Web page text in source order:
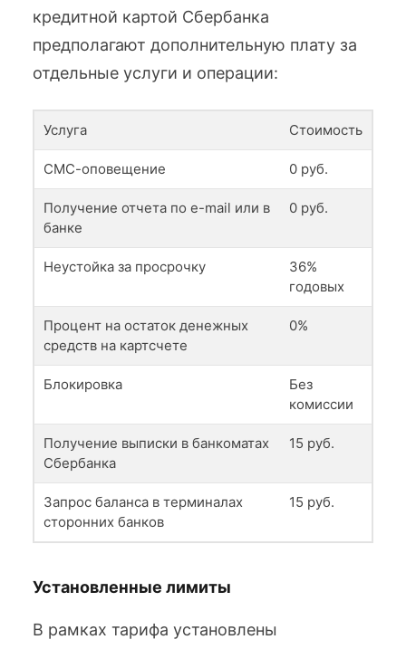
кредитной картой Сбербанка
предполагают дополнительную плату за
отдельные услуги и операции:
Услуга Стоимость
СМС-оповещение 0 руб.
Получение отчета по e-mail или в
банке
0 руб.
Неустойка за просрочку
36%
годовых
Процент на остаток денежных
средств на картсчете
0%
Блокировка
Без
комиссии
Получение выписки в банкоматах
Сбербанка
15 руб.
Запрос баланса в терминалах
сторонних банков
15 руб.
Установленные лимиты
В рамках тарифа установлены